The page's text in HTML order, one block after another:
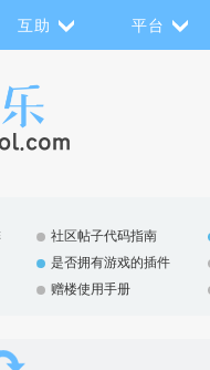
互助 平台
社区帖子代码指南
是否拥有游戏的插件
赠楼使用手册